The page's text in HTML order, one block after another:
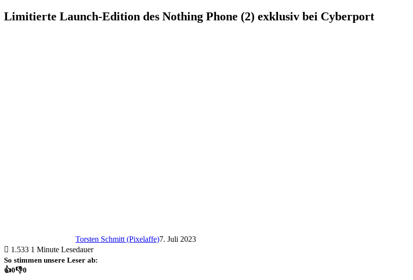
Limitierte Launch-Edition des Nothing Phone (2) exklusiv bei Cyberport
Torsten Schmitt (Pixelaffe)7. Juli 2023
1.533 1 Minute Lesedauer
So stimmen unsere Leser ab:
👍0👎0